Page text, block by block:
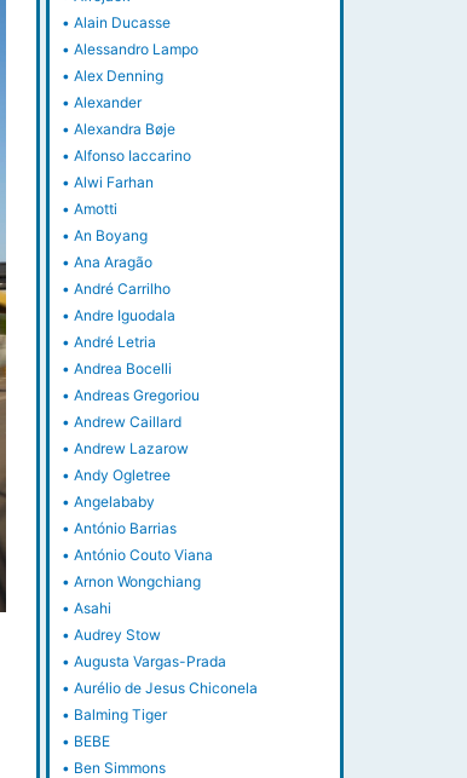
•Alain Ducasse
•Alessandro Lampo
•Alex Denning
•Alexander
•Alexandra Bøje
•Alfonso Iaccarino
•Alwi Farhan
•Amotti
•An Boyang
•Ana Aragão
•André Carrilho
•Andre Iguodala
•André Letria
•Andrea Bocelli
•Andreas Gregoriou
•Andrew Caillard
•Andrew Lazarow
•Andy Ogletree
•Angelababy
•António Barrias
•António Couto Viana
•Arnon Wongchiang
•Asahi
•Audrey Stow
•Augusta Vargas-Prada
•Aurélio de Jesus Chiconela
• Balming Tiger
• BEBE
• Ben Simmons